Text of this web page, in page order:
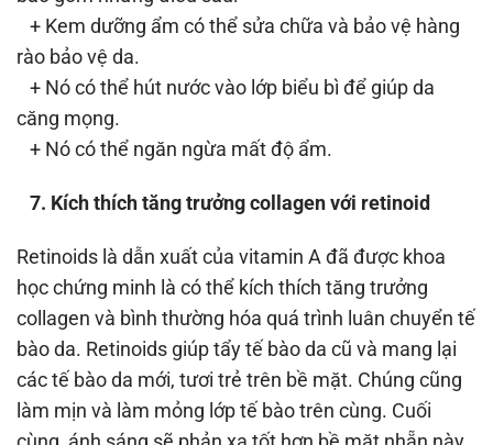
+ Kem dưỡng ẩm có thể sửa chữa và bảo vệ hàng
rào bảo vệ da.
+ Nó có thể hút nước vào lớp biểu bì để giúp da
căng mọng.
+ Nó có thể ngăn ngừa mất độ ẩm.
7. Kích thích tăng trưởng collagen với retinoid
Retinoids là dẫn xuất của vitamin A đã được khoa
học chứng minh là có thể kích thích tăng trưởng
collagen và bình thường hóa quá trình luân chuyển tế
bào da. Retinoids giúp tẩy tế bào da cũ và mang lại
các tế bào da mới, tươi trẻ trên bề mặt. Chúng cũng
làm mịn và làm mỏng lớp tế bào trên cùng. Cuối